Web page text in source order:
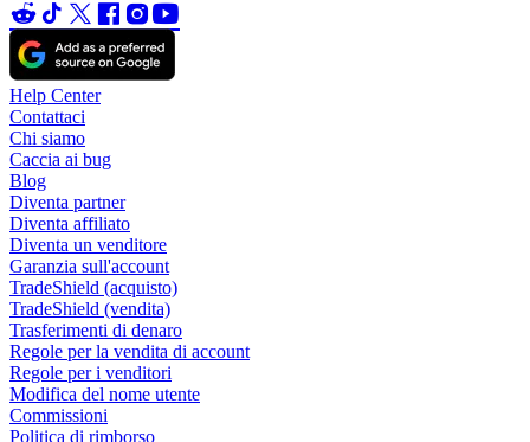
Help Center
Contattaci
Chi siamo
Caccia ai bug
Blog
Diventa partner
Diventa affiliato
Diventa un venditore
Garanzia sull'account
TradeShield (acquisto)
TradeShield (vendita)
Trasferimenti di denaro
Regole per la vendita di account
Regole per i venditori
Modifica del nome utente
Commissioni
Politica di rimborso